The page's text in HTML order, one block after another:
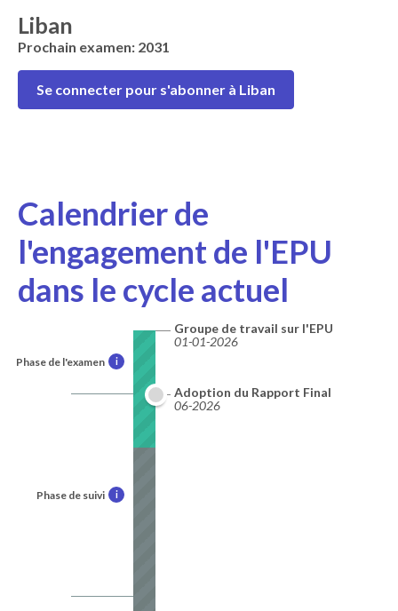
Liban
Prochain examen: 2031
Se connecter pour s'abonner à Liban
Calendrier de
l'engagement de l'EPU
dans le cycle actuel
Phase de l'examen i
Phase de suivi i
Groupe de travail sur l'EPU
01-01-2026
Adoption du Rapport Final
06-2026